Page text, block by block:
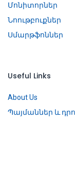
Մոնիտորներ
Նոութբուքներ
Սմարթֆոններ
Useful Links
About Us
Պայմաններ և